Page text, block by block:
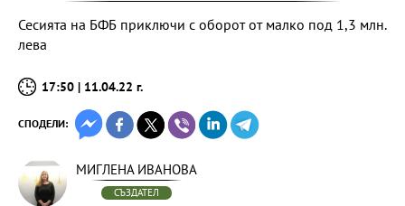
Сесията на БФБ приключи с оборот от малко под 1,3 млн.
лева
17:50 | 11.04.22 г.
СПОДЕЛИ:
МИГЛЕНА ИВАНОВА
СЪЗДАТЕЛ